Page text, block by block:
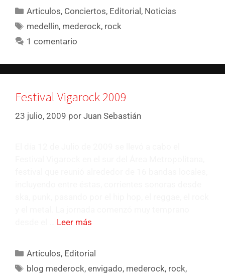
Articulos, Conciertos, Editorial, Noticias
medellin, mederock, rock
1 comentario
Festival Vigarock 2009
23 julio, 2009 por Juan Sebastián
Leer más
Articulos, Editorial
blog mederock,envigado, mederock, rock,